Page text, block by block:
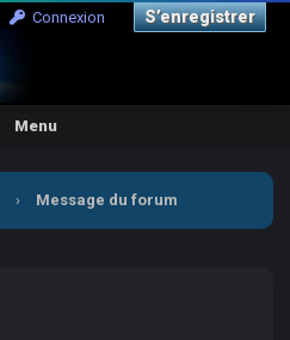
Connexion S’enregistrer
Menu
› Message du forum